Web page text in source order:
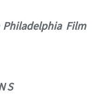
Film
S